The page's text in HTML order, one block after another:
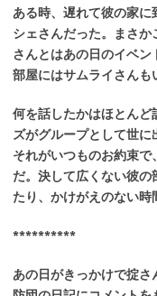
ある時、遅れて彼の家
シェさんだった。まさ
さんとはあの日のイベン
部屋にはサムライさんも
何を話したかはほとんど
ズがグループとして世
それがいつものお約束
だ。決して広くない彼の
たり、かけがえのない時
**********
あの日がきっかけで掟